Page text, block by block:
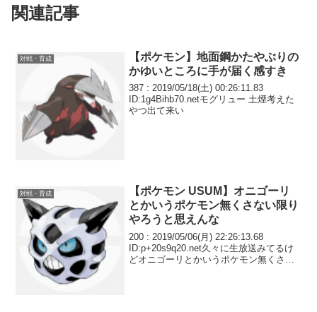
関連記事
対戦・育成
【ポケモン】地面鋼かたやぶりの
かゆいところに手が届く感すき
387 : 2019/05/18(土) 00:26:11.83
ID:1g4Bihb70.netモグリュー 土煙考えた
やつ出て来い
対戦・育成
【ポケモン USUM】オニゴーリ
とかいうポケモン無くさない限り
やろうと思えんな
200 : 2019/05/06(月) 22:26:13.68
ID:p+20s9q20.net久々に生放送みてるけ
どオニゴーリとかいうポケモン無くさな